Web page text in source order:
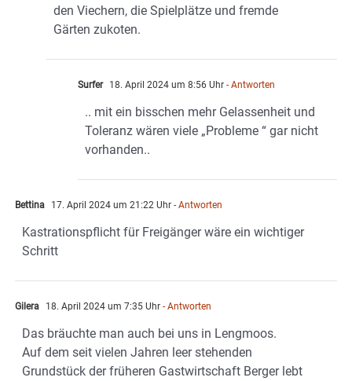
den Viechern, die Spielplätze und fremde
Gärten zukoten.
Surfer 18. April 2024 um 8:56 Uhr - Antworten
.. mit ein bisschen mehr Gelassenheit und
Toleranz wären viele „Probleme “ gar nicht
vorhanden..
Bettina 17. April 2024 um 21:22 Uhr - Antworten
Kastrationspflicht für Freigänger wäre ein wichtiger
Schritt
Gilera 18. April 2024 um 7:35 Uhr - Antworten
Das bräuchte man auch bei uns in Lengmoos.
Auf dem seit vielen Jahren leer stehenden
Grundstück der früheren Gastwirtschaft Berger lebt